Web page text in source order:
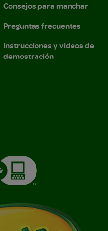
Consejos para manchar
Preguntas frecuentes
Instrucciones y videos de
demostración
inglés)